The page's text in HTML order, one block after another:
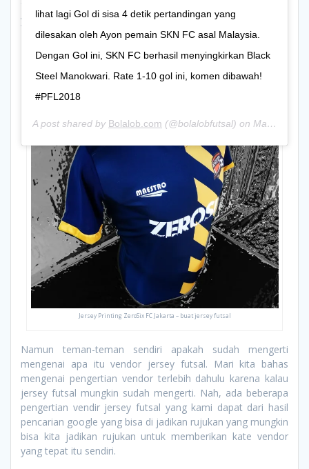
lihat lagi Gol di sisa 4 detik pertandingan yang
dilesakan oleh Ayon pemain SKN FC asal Malaysia.
Dengan Gol ini, SKN FC berhasil menyingkirkan Black
Steel Manokwari. Rate 1-10 gol ini, komen dibawah!
#PFL2018
A post shared by Bolalob.com (@bolalobfutsal) on May 5, 2018 at 6:26am PDT
futsal hasil buatan mereka dan juga jersey futsal tim-tim
yang berlaga di final four liga futsal indonesia ini.
Jersey Printing ZeroSix FC Jakarta – buat jersey futsal
Namun teman-teman sendiri apakah sudah mengerti
mengenai apa itu vendor jersey futsal. Mari kita bahas
mengenai pengertian vendor terlebih dahulu karena kalau
jersey futsal mungkin sudah mengerti. Nah, ada beberapa
pengertian vendir jersey futsal yang kami dapat dari hasil
pencarian google yang bisa di jadikan rujukan yang mungkin
bisa kita jadikan rujukan untuk memberikan kate vendor
yang tepat itu sendiri.